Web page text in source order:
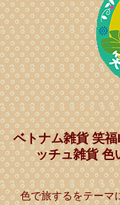
ベトナム雑貨 笑
ッチュ雑貨 色
色で旅するをテーマ